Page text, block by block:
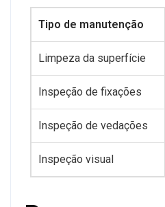
Tipo de manutenção
Limpeza da superfície
Inspeção de fixações
Inspeção de vedações
Inspeção visual